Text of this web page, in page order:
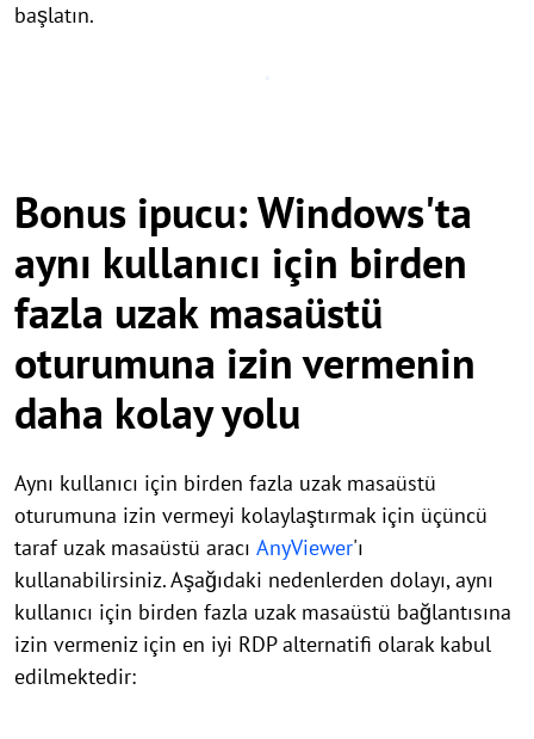
başlatın.
Bonus ipucu: Windows'ta
aynı kullanıcı için birden
fazla uzak masaüstü
oturumuna izin vermenin
daha kolay yolu
Aynı kullanıcı için birden fazla uzak masaüstü
oturumuna izin vermeyi kolaylaştırmak için üçüncü
taraf uzak masaüstü aracı AnyViewer'ı
kullanabilirsiniz. Aşağıdaki nedenlerden dolayı, aynı
kullanıcı için birden fazla uzak masaüstü bağlantısına
izin vermeniz için en iyi RDP alternatifi olarak kabul
edilmektedir: